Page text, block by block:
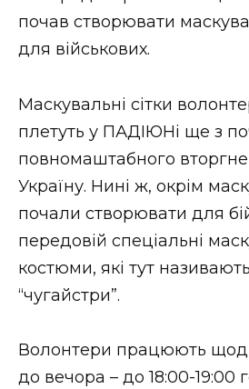
НОВИНИ ЗАХІДНОЇ
ФОТО
ВІДЕО
почав створювати
для військових.
Маскувальні сітки
плетуть у ПАДІЮНі ще з
повномаштабного
Україну. Нині ж, окрім
почали створювати для
передовій спеціальні
костюми, які тут
“чугайстри”.
Волонтери працюють
до вечора – до 18:00-19:00